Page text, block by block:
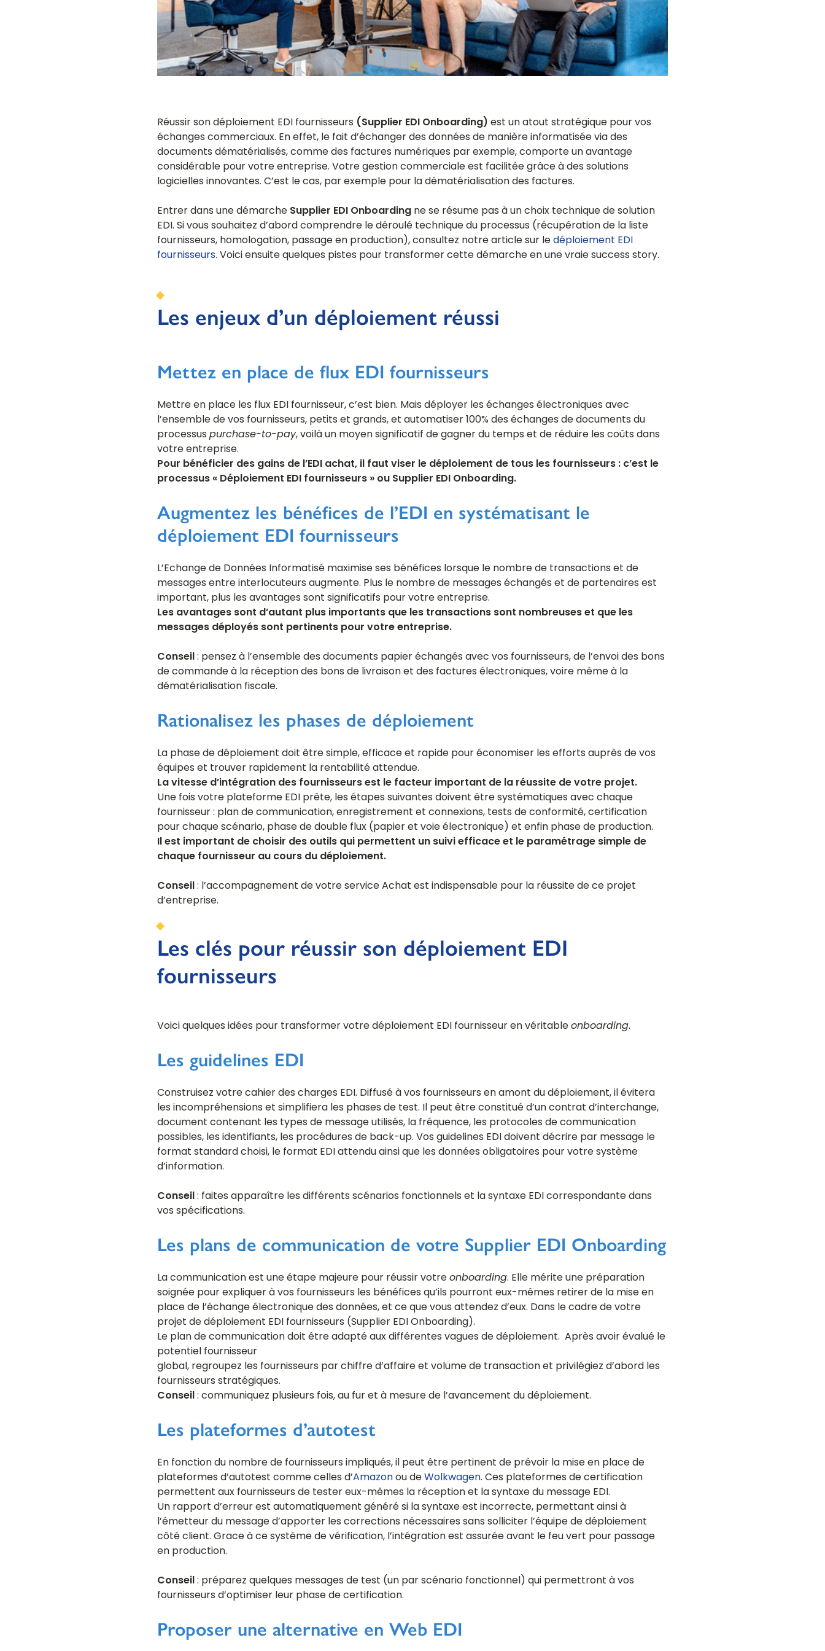
Réussir son déploiement EDI fournisseurs (Supplier EDI Onboarding) est un atout stratégique pour vos
échanges commerciaux. En effet, le fait d’échanger des données de manière informatisée via des
documents dématérialisés, comme des factures numériques par exemple, comporte un avantage
considérable pour votre entreprise. Votre gestion commerciale est facilitée grâce à des solutions
logicielles innovantes. C’est le cas, par exemple pour la dématérialisation des factures.
Entrer dans une démarche Supplier EDI Onboarding ne se résume pas à un choix technique de solution
EDI. Si vous souhaitez d’abord comprendre le déroulé technique du processus (récupération de la liste
fournisseurs, homologation, passage en production), consultez notre article sur le déploiement EDI
fournisseurs. Voici ensuite quelques pistes pour transformer cette démarche en une vraie success story.
Les enjeux d’un déploiement réussi
Mettez en place de flux EDI fournisseurs
Mettre en place les flux EDI fournisseur, c’est bien. Mais déployer les échanges électroniques avec
l’ensemble de vos fournisseurs, petits et grands, et automatiser 100% des échanges de documents du
processus purchase-to-pay, voilà un moyen significatif de gagner du temps et de réduire les coûts dans
votre entreprise.
Pour bénéficier des gains de l’EDI achat, il faut viser le déploiement de tous les fournisseurs : c’est le
processus « Déploiement EDI fournisseurs » ou Supplier EDI Onboarding.
Augmentez les bénéfices de l’EDI en systématisant le
déploiement EDI fournisseurs
L’Echange de Données Informatisé maximise ses bénéfices lorsque le nombre de transactions et de
messages entre interlocuteurs augmente. Plus le nombre de messages échangés et de partenaires est
important, plus les avantages sont significatifs pour votre entreprise.
Les avantages sont d’autant plus importants que les transactions sont nombreuses et que les
messages déployés sont pertinents pour votre entreprise.
Conseil : pensez à l’ensemble des documents papier échangés avec vos fournisseurs, de l’envoi des bons
de commande à la réception des bons de livraison et des factures électroniques, voire même à la
dématérialisation fiscale.
Rationalisez les phases de déploiement
La phase de déploiement doit être simple, efficace et rapide pour économiser les efforts auprès de vos
équipes et trouver rapidement la rentabilité attendue.
La vitesse d’intégration des fournisseurs est le facteur important de la réussite de votre projet.
Une fois votre plateforme EDI prête, les étapes suivantes doivent être systématiques avec chaque
fournisseur : plan de communication, enregistrement et connexions, tests de conformité, certification
pour chaque scénario, phase de double flux (papier et voie électronique) et enfin phase de production.
Il est important de choisir des outils qui permettent un suivi efficace et le paramétrage simple de
chaque fournisseur au cours du déploiement.
Conseil : l’accompagnement de votre service Achat est indispensable pour la réussite de ce projet
d’entreprise.
Les clés pour réussir son déploiement EDI
fournisseurs
Voici quelques idées pour transformer votre déploiement EDI fournisseur en véritable onboarding.
Les guidelines EDI
Construisez votre cahier des charges EDI. Diffusé à vos fournisseurs en amont du déploiement, il évitera
les incompréhensions et simplifiera les phases de test. Il peut être constitué d’un contrat d’interchange,
document contenant les types de message utilisés, la fréquence, les protocoles de communication
possibles, les identifiants, les procédures de back-up. Vos guidelines EDI doivent décrire par message le
format standard choisi, le format EDI attendu ainsi que les données obligatoires pour votre système
d’information.
Conseil : faites apparaître les différents scénarios fonctionnels et la syntaxe EDI correspondante dans
vos spécifications.
Les plans de communication de votre Supplier EDI Onboarding
La communication est une étape majeure pour réussir votre onboarding. Elle mérite une préparation
soignée pour expliquer à vos fournisseurs les bénéfices qu’ils pourront eux-mêmes retirer de la mise en
place de l’échange électronique des données, et ce que vous attendez d’eux. Dans le cadre de votre
projet de déploiement EDI fournisseurs (Supplier EDI Onboarding).
Le plan de communication doit être adapté aux différentes vagues de déploiement. Après avoir évalué le
potentiel fournisseur
global, regroupez les fournisseurs par chiffre d’affaire et volume de transaction et privilégiez d’abord les
fournisseurs stratégiques.
Conseil : communiquez plusieurs fois, au fur et à mesure de l’avancement du déploiement.
Les plateformes d’autotest
En fonction du nombre de fournisseurs impliqués, il peut être pertinent de prévoir la mise en place de
plateformes d’autotest comme celles d’Amazon ou de Wolkwagen. Ces plateformes de certification
permettent aux fournisseurs de tester eux-mêmes la réception et la syntaxe du message EDI.
Un rapport d’erreur est automatiquement généré si la syntaxe est incorrecte, permettant ainsi à
l’émetteur du message d’apporter les corrections nécessaires sans solliciter l’équipe de déploiement
côté client. Grace à ce système de vérification, l’intégration est assurée avant le feu vert pour passage
en production.
Conseil : préparez quelques messages de test (un par scénario fonctionnel) qui permettront à vos
fournisseurs d’optimiser leur phase de certification.
Proposer une alternative en Web EDI